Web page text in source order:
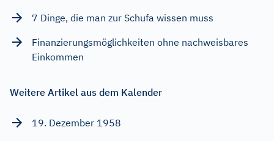
7 Dinge, die man zur Schufa wissen muss
Finanzierungsmöglichkeiten ohne nachweisbares
Einkommen
Weitere Artikel aus dem Kalender
19. Dezember 1958